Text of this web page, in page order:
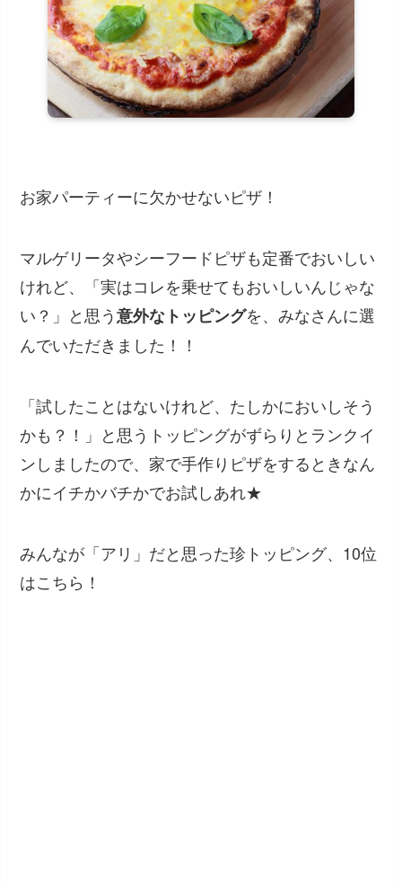
お家パーティーに欠かせないピザ！
マルゲリータやシーフードピザも定番でおいしい
けれど、「実はコレを乗せてもおいしいんじゃな
い？」と思う意外なトッピングを、みなさんに選
んでいただきました！！
「試したことはないけれど、たしかにおいしそう
かも？！」と思うトッピングがずらりとランクイ
ンしましたので、家で手作りピザをするときなん
かにイチかバチかでお試しあれ★
みんなが「アリ」だと思った珍トッピング、10位
はこちら！